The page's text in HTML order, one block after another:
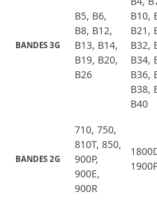
BANDES 3G
B5, B6,
B8, B12,
B13, B14,
B19, B20,
B26
B10,
B21,
B32,
B34,
B36,
B38,
B40
BANDES 2G
710, 750,
810T, 850,
900P,
900E,
900R